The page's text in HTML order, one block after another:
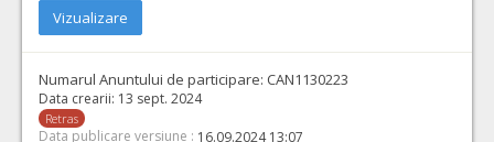
Vizualizare
Numarul Anuntului de participare: CAN1130223
Data crearii: 13 sept. 2024
Retras
Data publicare versiune : 16.09.2024 13:07